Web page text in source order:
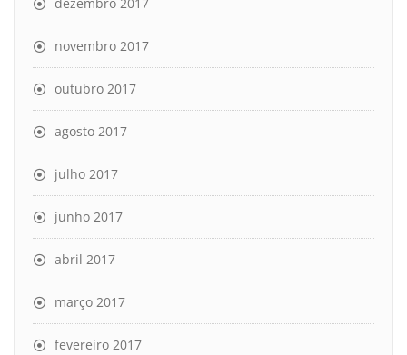
novembro 2017
outubro 2017
agosto 2017
julho 2017
junho 2017
abril 2017
março 2017
fevereiro 2017